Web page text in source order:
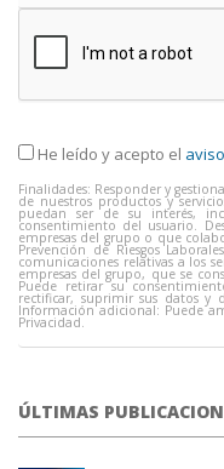
He leído y acepto el
Finalidades: Responder y
de nuestros productos y
puedan ser de su interés,
consentimiento del usuario.
empresas del grupo o que
Prevención de Riesgos
comunicaciones relativas a los
empresas del grupo, que se
Puede retirar su
rectificar, suprimir sus datos y
Información adicional: Puede
Privacidad.
ÚLTIMAS